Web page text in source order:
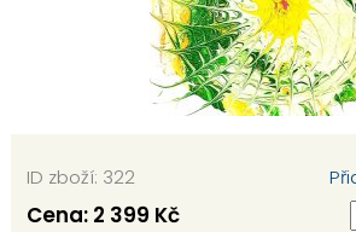
ID zboží: 322
Cena: 2 399 Kč